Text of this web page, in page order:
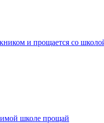
и прощается со
школе прощай